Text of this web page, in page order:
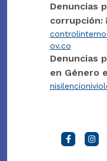
Denuncias
corrupción:
ov.co
Denuncias
en Género